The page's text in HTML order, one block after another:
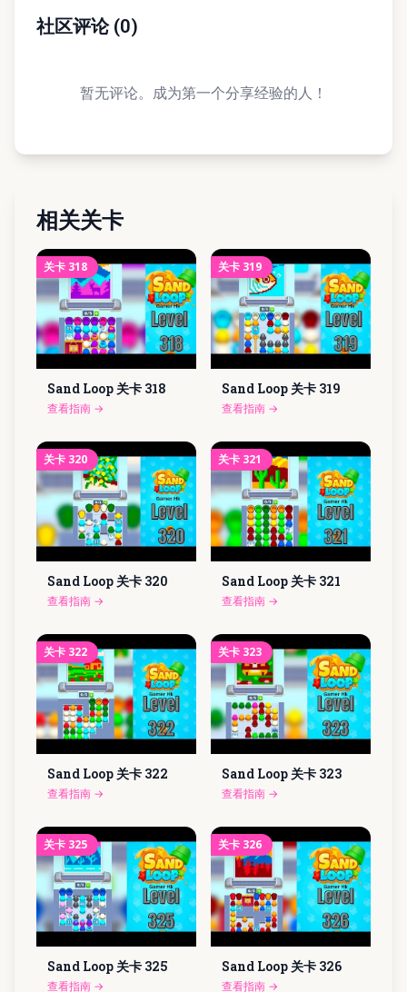
社区评论(0)
暂无评论。成为第一个分享经验的人！
相关关卡
关卡 318
Sand Loop 关卡 318
查看指南 →
关卡 319
Sand Loop 关卡 319
查看指南 →
关卡 320
Sand Loop 关卡 320
查看指南 →
关卡 321
Sand Loop 关卡 321
查看指南 →
关卡 322
Sand Loop 关卡 322
查看指南 →
关卡 323
Sand Loop 关卡 323
查看指南 →
关卡 325
Sand Loop 关卡 325
查看指南 →
关卡 326
Sand Loop 关卡 326
查看指南 →